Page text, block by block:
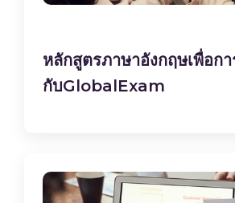
หลักสูตรภาษาอังกฤษเพื่อก
กับGlobalExam